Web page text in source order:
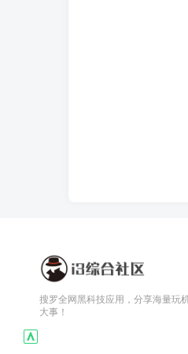
搜罗全网黑科技应用，分享海量玩
大事！